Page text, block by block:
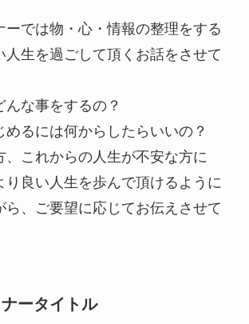
ーでは物・心・情報の整理をする
人生を過ごして頂くお話をさせて
な事をするの？
めるには何からしたらいいの？
、これからの人生が不安な方に
り良い人生を歩んで頂けるように
、
ご要望に応じてお伝えさせて
ータイトル